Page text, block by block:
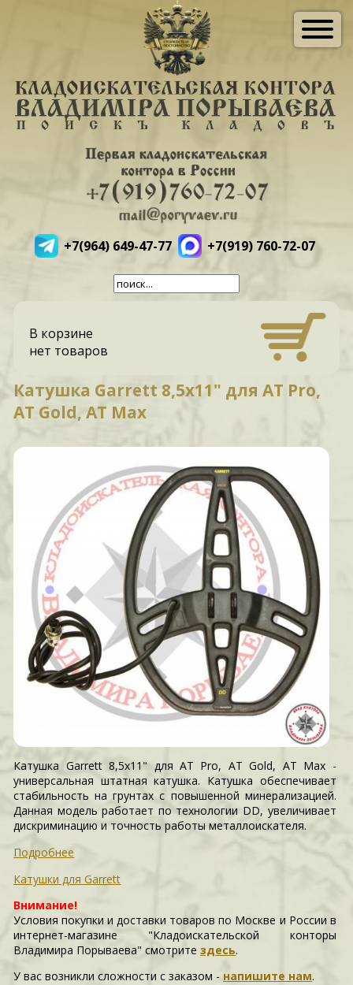
+7(964) 649-47-77 +7(919) 760-72-07
В корзине
нет товаров
Катушка Garrett 8,5x11" для AT Pro,
AT Gold, AT Max
Катушка Garrett 8,5x11" для AT Pro, AT Gold, AT Max -
универсальная штатная катушка. Катушка обеспечивает
стабильность на грунтах с повышенной минерализацией.
Данная модель работает по технологии DD, увеличивает
дискриминацию и точность работы металлоискателя.
Подробнее
Катушки для Garrett
Внимание!
Условия покупки и доставки товаров по Москве и России в
интернет-магазине "Кладоискательской конторы
Владимира Порываева" смотритездесь.
У вас возникли сложности c заказом - напишите нам.